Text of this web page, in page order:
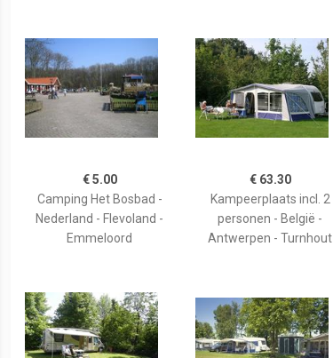
€ 5.00
Camping Het Bosbad -
Nederland - Flevoland -
Emmeloord
€ 63.30
Kampeerplaats incl. 2
personen - België -
Antwerpen - Turnhout